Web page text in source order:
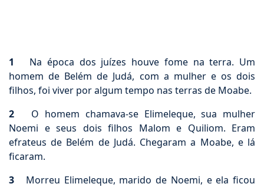
1 Na época dos juízes houve fome na terra. Um
homem de Belém de Judá, com a mulher e os dois
filhos, foi viver por algum tempo nas terras de Moabe.
2 O homem chamava-se Elimeleque, sua mulher
Noemi e seus dois filhos Malom e Quiliom. Eram
efrateus de Belém de Judá. Chegaram a Moabe, e lá
ficaram.
3 Morreu Elimeleque, marido de Noemi, e ela ficou